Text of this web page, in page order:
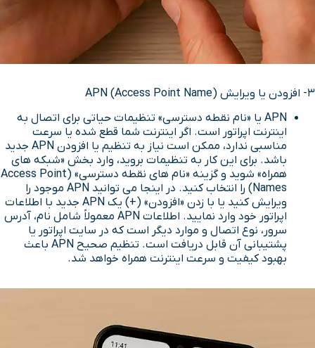
3- افزودن یا ویرایش APN (Access Point Name)
APN یا «نام نقطه دسترسی» تنظیمات حیاتی برای اتصال به
اینترنت اپراتور است. اگر اینترنت شما قطع شده یا سرعت
مناسبی ندارد، ممکن است نیاز به تنظیم یا افزودن APN جدید
باشد. برای این کار به تنظیمات بروید، وارد بخش «شبکه های
همراه» شوید و گزینه «نام های نقطه دسترسی» (Access Point
Names) را انتخاب کنید. در اینجا می توانید APN موجود را
ویرایش کنید یا با زدن «افزودن» (+) یک APN جدید با اطلاعات
اپراتور خود وارد نمایید. اطلاعات APN معمولاً شامل نام، آدرس
سرور، نوع اتصال و موارد دیگر است که در سایت اپراتور یا
پشتیبانی آن قابل دریافت است. تنظیم صحیح APN باعث
بهبود کیفیت و سرعت اینترنت همراه خواهد شد.